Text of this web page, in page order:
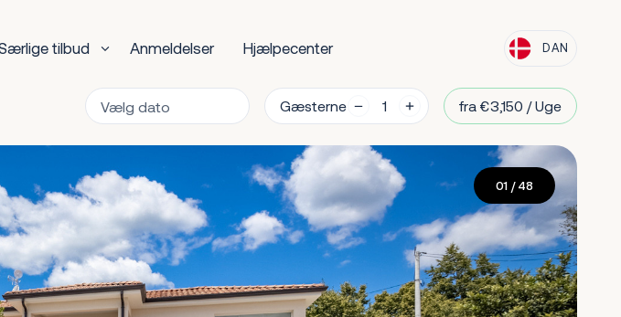
tilbud Anmeldelser Hjælpecenter DAN
Gæsterne fra €3,150 / Uge
01 / 48